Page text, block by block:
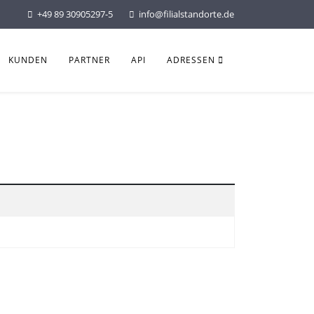
+49 89 30905297-5 info@filialstandorte.de
KUNDEN PARTNER API ADRESSEN